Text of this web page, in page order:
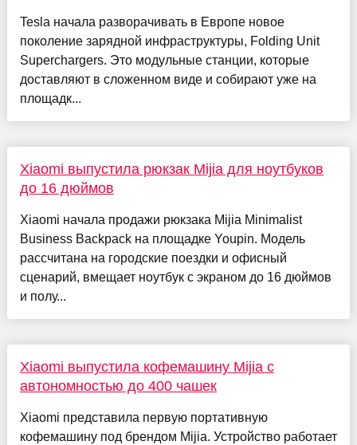
Tesla начала разворачивать в Европе новое
поколение зарядной инфраструктуры, Folding Unit
Superchargers. Это модульные станции, которые
доставляют в сложенном виде и собирают уже на
площадк...
Xiaomi выпустила рюкзак Mijia для ноутбуков
до 16 дюймов
Xiaomi начала продажи рюкзака Mijia Minimalist
Business Backpack на площадке Youpin. Модель
рассчитана на городские поездки и офисный
сценарий, вмещает ноутбук с экраном до 16 дюймов
и полу...
Xiaomi выпустила кофемашину Mijia с
автономностью до 400 чашек
Xiaomi представила первую портативную
кофемашину под брендом Mijia. Устройство работает